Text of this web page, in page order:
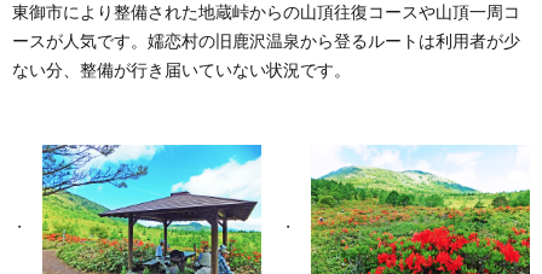
東御市により整備された地蔵峠からの山頂往復コースや山頂一周コ
ースが人気です。嬬恋村の旧鹿沢温泉から登るルートは利用者が少
ない分、整備が行き届いていない状況です。